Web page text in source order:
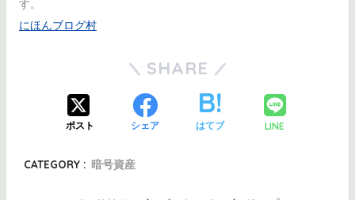
す。
にほんブログ村
SHARE
ポスト シェア はてブ LINE
CATEGORY : 暗号資産